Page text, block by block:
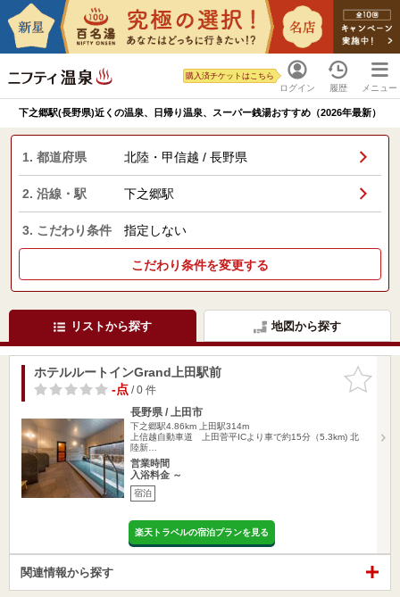
ログイン
購入済チケットはこちら
履歴 メニュー
下之郷駅(長野県)近くの温泉、日帰り温泉、スーパー銭湯おすすめ（2026年最新）
1. 都道府県 北陸・甲信越 / 長野県
2. 沿線・駅 下之郷駅
3. こだわり条件 指定しない
こだわり条件を変更する
リストから探す 地図から探す
お気に入
りに追加
ホテルルートインGrand上田駅前
-点/ 0 件
長野県 / 上田市
下之郷駅4.86km
上田駅314m
上信越自動車道 上田菅平ICより車で約15分（5.3km) 北
陸新…
営業時間
入浴料金 ～
宿泊
楽天トラベルの宿泊プランを見る
関連情報から探す